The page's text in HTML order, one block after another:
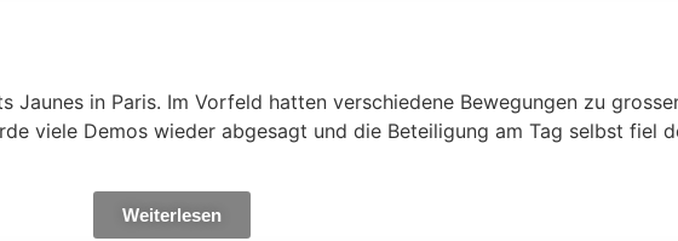
in Paris. Im Vorfeld hatten verschiedene Bewegungen zu
viele Demos wieder abgesagt und die Beteiligung am Tag selbst fiel
Weiterlesen